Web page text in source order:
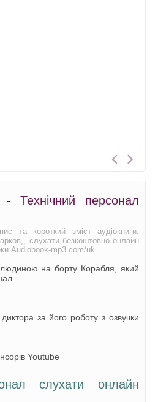
Технічний персонал
та короткий зміст аудіокниги.
слухати безкоштовно онлайн
Audiobook-mp3.com/uk
на борту Корабля, який
за його роботу з озвучки
Youtube
слухати онлайн